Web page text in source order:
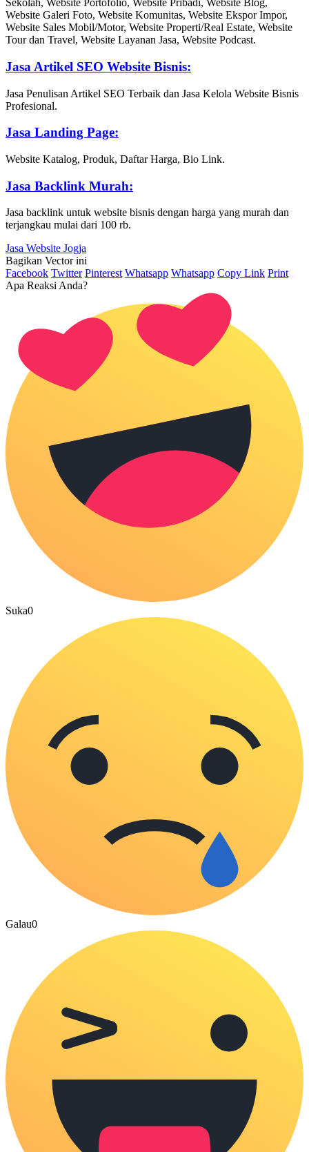
Sekolah, Website Portofolio, Website Pribadi, Website Blog,
Website Galeri Foto, Website Komunitas, Website Ekspor Impor,
Website Sales Mobil/Motor, Website Properti/Real Estate, Website
Tour dan Travel, Website Layanan Jasa, Website Podcast.
Jasa Artikel SEO Website Bisnis:
Jasa Penulisan Artikel SEO Terbaik dan Jasa Kelola Website Bisnis
Profesional.
Jasa Landing Page:
Website Katalog, Produk, Daftar Harga, Bio Link.
Jasa Backlink Murah:
Jasa backlink untuk website bisnis dengan harga yang murah dan
terjangkau mulai dari 100 rb.
Jasa Website Jogja
Bagikan Vector ini
Facebook Twitter Pinterest Whatsapp Whatsapp Copy Link Print
Apa Reaksi Anda?
Suka0
Galau0